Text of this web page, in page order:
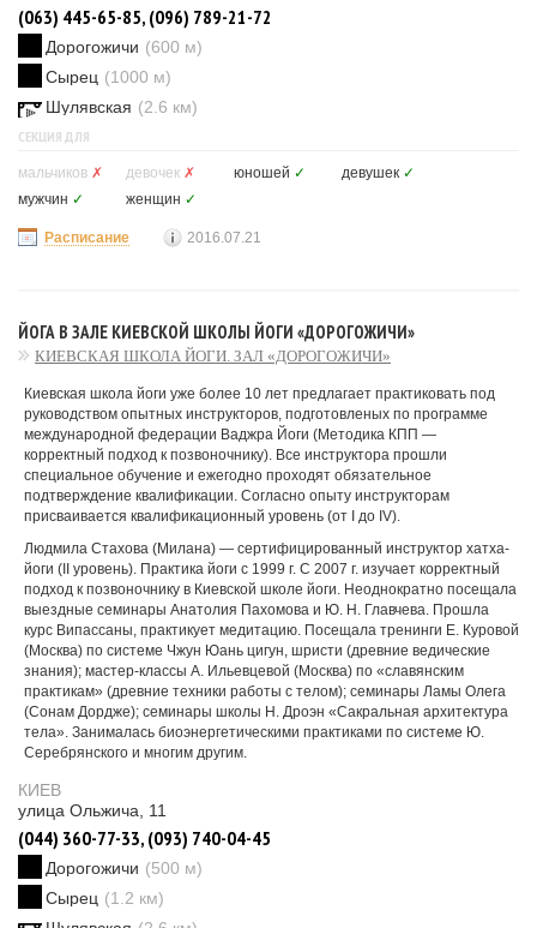
(063) 445-65-85, (096) 789-21-72
Дорогожичи (600 м)
Сырец (1000 м)
Шулявская (2.6 км)
СЕКЦИЯ ДЛЯ
мальчиков ✗ девочек ✗ юношей ✓ девушек ✓
мужчин ✓ женщин ✓
Расписание 2016.07.21
ЙОГА В ЗАЛЕ КИЕВСКОЙ ШКОЛЫ ЙОГИ «ДОРОГОЖИЧИ»
КИЕВСКАЯ ШКОЛА ЙОГИ. ЗАЛ «ДОРОГОЖИЧИ»
Киевская школа йоги уже более 10 лет предлагает практиковать под
руководством опытных инструкторов, подготовленых по программе
международной федерации Ваджра Йоги (Методика КПП —
корректный подход к позвоночнику). Все инструктора прошли
специальное обучение и ежегодно проходят обязательное
подтверждение квалификации. Согласно опыту инструкторам
присваивается квалификационный уровень (от I до IV).
Людмила Стахова (Милана) — сертифицированный инструктор хатха-
йоги (II уровень). Практика йоги с 1999 г. С 2007 г. изучает корректный
подход к позвоночнику в Киевской школе йоги. Неоднократно посещала
выездные семинары Анатолия Пахомова и Ю. Н. Главчева. Прошла
курс Випассаны, практикует медитацию. Посещала тренинги Е. Куровой
(Москва) по системе Чжун Юань цигун, шристи (древние ведические
знания); мастер-классы А. Ильевцевой (Москва) по «славянским
практикам» (древние техники работы с телом); семинары Ламы Олега
(Сонам Дордже); семинары школы Н. Дроэн «Сакральная архитектура
тела». Занималась биоэнергетическими практиками по системе Ю.
Серебрянского и многим другим.
КИЕВ
улица Ольжича, 11
(044) 360-77-33, (093) 740-04-45
Дорогожичи (500 м)
Сырец (1.2 км)